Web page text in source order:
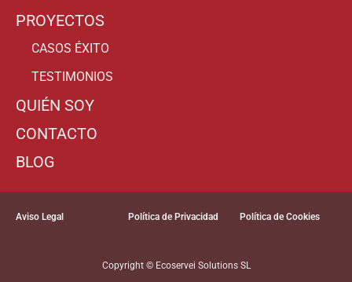
PROYECTOS
CASOS ÉXITO
TESTIMONIOS
QUIÉN SOY
CONTACTO
BLOG
Aviso Legal Política de Privacidad Política de Cookies
Copyright © Ecoservei Solutions SL